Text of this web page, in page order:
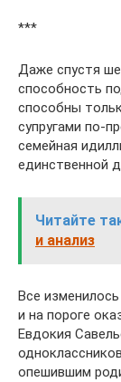
***
Даже спустя
способность
способны
супругами по-
семейная
единственной
Читайте
и анализ
Все
и на пороге
Евдокия
опешившим